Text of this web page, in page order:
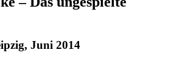
Juni 2014